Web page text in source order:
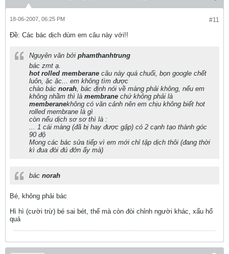
#11
18-06-2007, 06:25 PM
Ðề: Các bác dịch dùm em câu này với!!
Nguyên văn bởi phamthanhtrung
bác zmt ạ.
hot rolled memberane câu này quá chuối, bọn google chết
luôn, ặc ặc... em không tìm được
chào bác norah, bác định nói về màng phải không, nếu em
không nhầm thì là membrane chứ không phải là
memberanekhông có văn cảnh nên em chịu không biết hot
rolled membrane là gì
còn nếu dịch sơ sơ thì là :
... 1 cái màng (đã bị hay được gập) có 2 cạnh tạo thành góc
90 độ
Mong các bác sửa tiếp vì em mới chỉ tập dịch thôi (đang thời
kì đua đòi đú đởn ấy mà)
bác norah
Bé, không phải bác
Hì hì (cười trừ) bé sai bét, thế mà còn đòi chỉnh người khác, xấu hổ
quá